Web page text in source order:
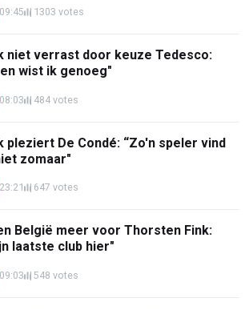
09:45 1303 votes
niet verrast door keuze Tedesco:
wist ik genoeg"
08:03 484 votes
pleziert De Condé: “Zo'n speler vind
zomaar"
23:21 647 votes
België meer voor Thorsten Fink:
laatste club hier"
09:03 548 votes